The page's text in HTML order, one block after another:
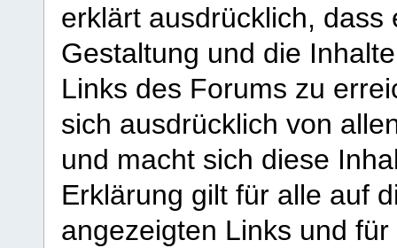
erklärt ausdrücklich,
Gestaltung und die
Links des Forums zu
sich ausdrücklich von
und macht sich diese
Erklärung gilt für alle auf
angezeigten Links und